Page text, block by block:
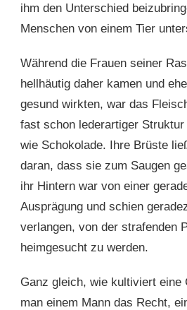
ihm den Unterschied
Menschen von einem Tier
Während die Frauen seiner
hellhäutig daher kamen und
gesund wirkten, war das
fast schon lederartiger Struktur
wie Schokolade. Ihre Brüste
daran, dass sie zum Saugen
ihr Hintern war von einer
Ausprägung und schien
verlangen, von der strafenden
heimgesucht zu werden.
Ganz gleich, wie kultiviert
man einem Mann das Recht,